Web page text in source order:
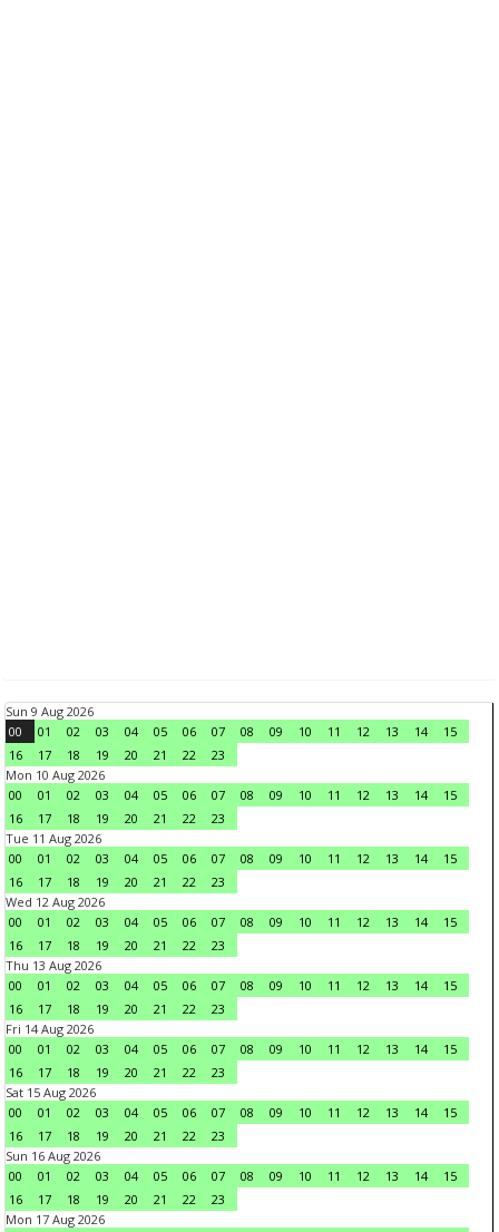
Sun 9 Aug 2026
00
01 02 03 04 05 06 07 08 09 10 11 12 13 14
15
16
17 18 19 20 21 22
23
Mon 10 Aug 2026
00
01 02 03 04 05 06 07 08 09 10 11 12 13 14
15
16
17 18 19 20 21 22
23
Tue 11 Aug 2026
00
01 02 03 04 05 06 07 08 09 10 11 12 13 14
15
16
17 18 19 20 21 22
23
Wed 12 Aug 2026
00
01 02 03 04 05 06 07 08 09 10 11 12 13 14
15
16
17 18 19 20 21 22
23
Thu 13 Aug 2026
00
01 02 03 04 05 06 07 08 09 10 11 12 13 14
15
16
17 18 19 20 21 22
23
Fri 14 Aug 2026
00
01 02 03 04 05 06 07 08 09 10 11 12 13 14
15
16
17 18 19 20 21 22
23
Sat 15 Aug 2026
00
01 02 03 04 05 06 07 08 09 10 11 12 13 14
15
16
17 18 19 20 21 22
23
Sun 16 Aug 2026
00
01 02 03 04 05 06 07 08 09 10 11 12 13 14
15
16
17 18 19 20 21 22
23
Mon 17 Aug 2026